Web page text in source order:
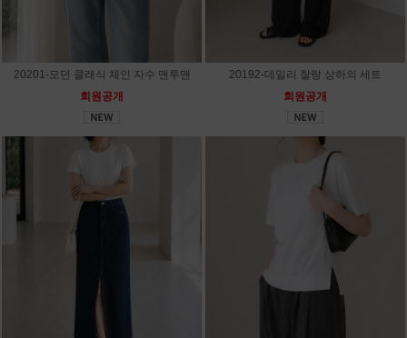
20201-모던 클래식 체인 자수 맨투맨
회원공개
20192-데일리 찰랑 상하의 세트
회원공개